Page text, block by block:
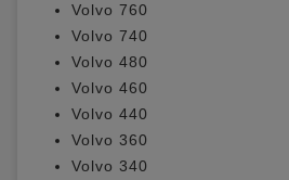
Volvo 760
Volvo 740
Volvo 480
Volvo 460
Volvo 440
Volvo 360
Volvo 340